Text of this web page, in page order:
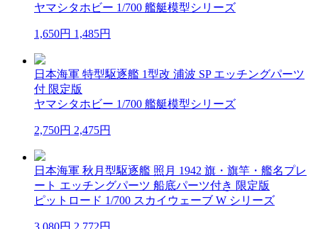
ヤマシタホビー 1/700 艦艇模型シリーズ
1,650円 1,485円
日本海軍 特型駆逐艦 1型改 浦波 SP エッチングパーツ
付 限定版
ヤマシタホビー 1/700 艦艇模型シリーズ
2,750円 2,475円
日本海軍 秋月型駆逐艦 照月 1942 旗・旗竿・艦名プレ
ート エッチングパーツ 船底パーツ付き 限定版
ピットロード 1/700 スカイウェーブ W シリーズ
3,080円 2,772円